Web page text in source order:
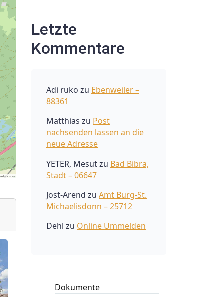
Letzte
Kommentare
Adi ruko zu Ebenweiler –
88361
Matthias zu Post
nachsenden lassen an die
neue Adresse
YETER, Mesutzu Bad Bibra,
Stadt – 06647
Jost-Arend zu Amt Burg-St.
Michaelisdonn – 25712
Dehl zu Online Ummelden
Dokumente